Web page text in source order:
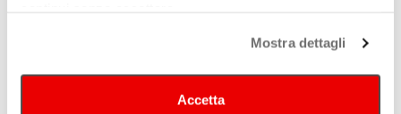
Mostra dettagli
Accetta
Spilamberto